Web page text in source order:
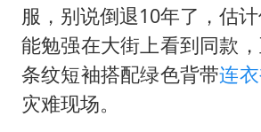
服，别说倒退10年了，估
能勉强在大街上看到同款
条纹短袖搭配绿色背带连
灾难现场。